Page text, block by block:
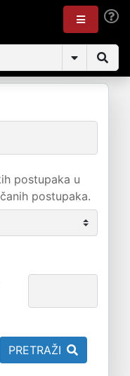
postupaka u
postupaka.
PRETRAŽI